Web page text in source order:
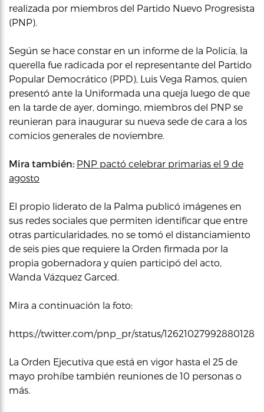
realizada por miembros del Partido Nuevo Progresista
(PNP).
Según se hace constar en un informe de la Policía, la
querella fue radicada por el representante del Partido
Popular Democrático (PPD), Luis Vega Ramos, quien
presentó ante la Uniformada una queja luego de que
en la tarde de ayer, domingo, miembros del PNP se
reunieran para inaugurar su nueva sede de cara a los
comicios generales de noviembre.
Mira también: PNP pactó celebrar primarias el 9 de
agosto
El propio liderato de la Palma publicó imágenes en
sus redes sociales que permiten identificar que entre
otras particularidades, no se tomó el distanciamiento
de seis pies que requiere la Orden firmada por la
propia gobernadora y quien participó del acto,
Wanda Vázquez Garced.
Mira a continuación la foto:
https://twitter.com/pnp_pr/status/
La Orden Ejecutiva que está en vigor hasta el 25 de
mayo prohíbe también reuniones de 10 personas o
más.